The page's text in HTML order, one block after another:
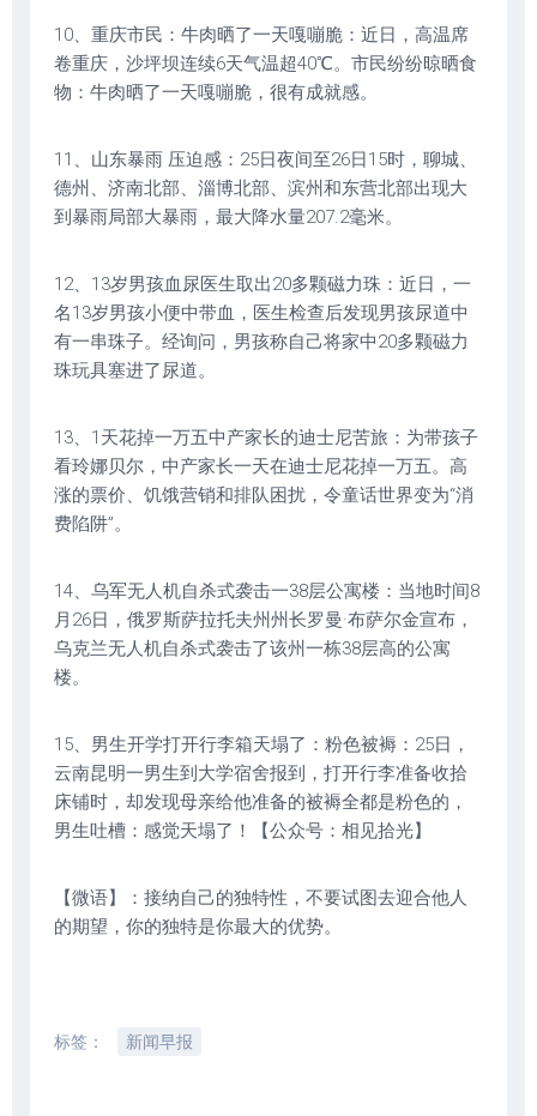
10、重庆市民：牛肉晒了一天嘎嘣脆：近日，高温席
卷重庆，沙坪坝连续6天气温超40℃。市民纷纷晾晒食
物：牛肉晒了一天嘎嘣脆，很有成就感。
11、山东暴雨 压迫感：25日夜间至26日15时，聊城、
德州、济南北部、淄博北部、滨州和东营北部出现大
到暴雨局部大暴雨，最大降水量207.2毫米。
12、13岁男孩血尿医生取出20多颗磁力珠：近日，一
名13岁男孩小便中带血，医生检查后发现男孩尿道中
有一串珠子。经询问，男孩称自己将家中20多颗磁力
珠玩具塞进了尿道。
13、1天花掉一万五中产家长的迪士尼苦旅：为带孩子
看玲娜贝尔，中产家长一天在迪士尼花掉一万五。高
涨的票价、饥饿营销和排队困扰，令童话世界变为“消
费陷阱”。
14、乌军无人机自杀式袭击一38层公寓楼：当地时间8
月26日，俄罗斯萨拉托夫州州长罗曼·布萨尔金宣布，
乌克兰无人机自杀式袭击了该州一栋38层高的公寓
楼。
15、男生开学打开行李箱天塌了：粉色被褥：25日，
云南昆明一男生到大学宿舍报到，打开行李准备收拾
床铺时，却发现母亲给他准备的被褥全都是粉色的，
男生吐槽：感觉天塌了！【公众号：相见拾光】
【微语】：接纳自己的独特性，不要试图去迎合他人
的期望，你的独特是你最大的优势。
标签： 新闻早报